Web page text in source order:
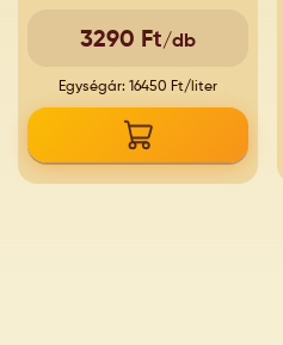
3290 Ft/db
Egységár: 16450 Ft/liter